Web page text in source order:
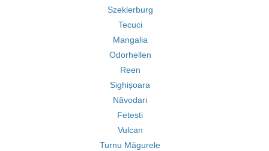
Szeklerburg
Tecuci
Mangalia
Odorhellen
Reen
Sighișoara
Năvodari
Fetesti
Vulcan
Turnu Măgurele